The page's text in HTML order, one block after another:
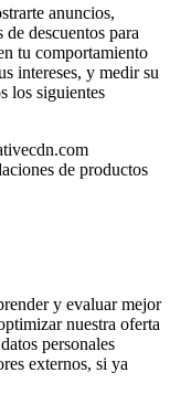
anuncios,
descuentos para
tu comportamiento
intereses, y medir su
los siguientes
de productos
y evaluar mejor
nuestra oferta
personales
externos, si ya